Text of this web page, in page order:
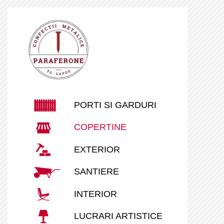
PORTI SI GARDURI
COPERTINE
EXTERIOR
SANTIERE
INTERIOR
LUCRARI ARTISTICE